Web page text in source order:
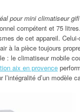
pour mini climatiseur
compétent et 75
de cet appareil.
à la pièce toujours
: le climatiseur mobile
aix en provence
d’un modèle